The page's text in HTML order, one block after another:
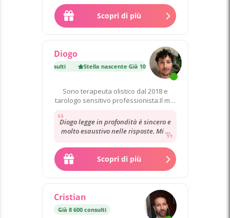
Scopri di più
Diogo
Già 100 consulti Stella nascente·Già 100 consulti
Sono terapeuta olistico dal 2018 e
tarologo sensitivo professionista.Il mio
Diogo legge in profondità è sincero e
molto esaustivo nelle risposte. Mi è
riscontri...
Scopri di più
Cristian
Già 8 600 consulti